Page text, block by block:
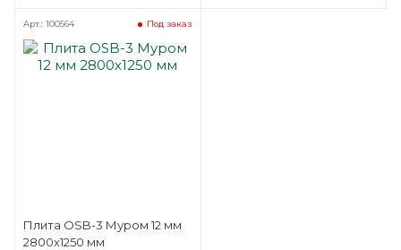
Плита OSB-3 Муром 12 мм
2800х1250 мм
Под заказ
Арт.: 100564